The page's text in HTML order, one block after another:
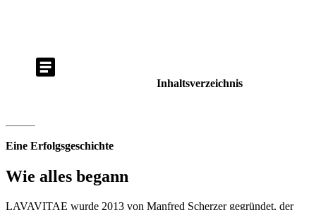
Inhaltsverzeichnis
Eine Erfolgsgeschichte
Wie alles begann
LAVAVITAE wurde 2013 von Manfred Scherzer gegründet, der